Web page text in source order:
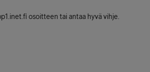
osoitteen tai antaa hyvä vihje.